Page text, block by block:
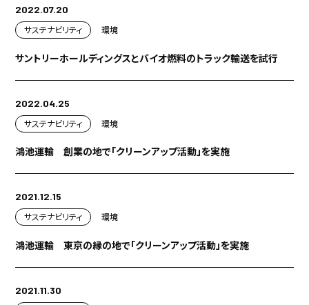
2022.07.20
サステナビリティ
環境
サントリーホールディングスとバイオ燃料のトラック輸送を試行
2022.04.25
サステナビリティ
環境
鴻池運輸 創業の地で「クリーンアップ活動」を実施
2021.12.15
サステナビリティ
環境
鴻池運輸 東京の縁の地で「クリーンアップ活動」を実施
2021.11.30